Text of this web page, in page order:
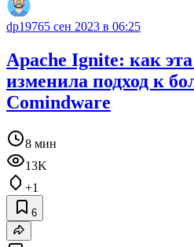
dp19765 сен 2023 в 06:25
Apache Ignite: как
изменила подход к
Comindware
8 мин
13K
+1
6